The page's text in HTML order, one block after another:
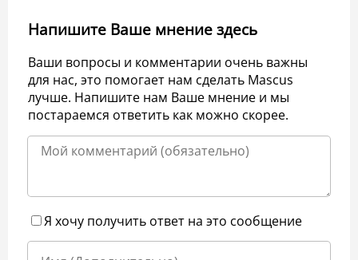
Напишите Ваше мнение здесь
Ваши вопросы и комментарии очень важны
для нас, это помогает нам сделать Mascus
лучше. Напишите нам Ваше мнение и мы
постараемся ответить как можно скорее.
Я хочу получить ответ на это сообщение